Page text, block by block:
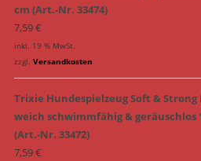
cm (Art.-Nr. 33474)
7,59€
inkl. 19 % MwSt.
zzgl. Versandkosten
Trixie Hundespielzeug Soft & Strong
weich schwimmfähig & geräuschlos
(Art.-Nr. 33472)
7,59€